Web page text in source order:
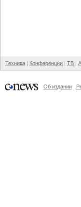
Техника Конференции ТВ
Об издании